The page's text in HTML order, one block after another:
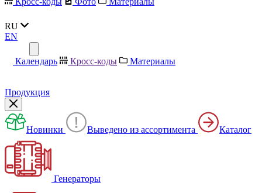
RU
EN
Календарь Кросс-коды Материалы
Продукция
Новинки Выведено из ассортимента Каталог
Генераторы